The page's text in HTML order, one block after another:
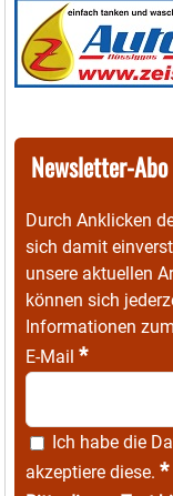
Newsletter-Abo
Durch Anklicken
sich damit
unsere aktuellen
können sich
Informationen
E-Mail *
Ich habe die
akzeptiere diese. *